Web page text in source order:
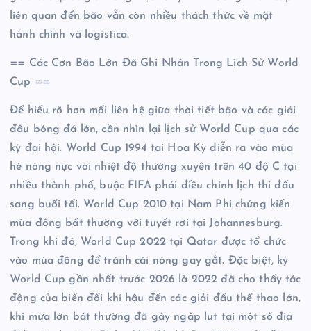
liên quan đến bão vẫn còn nhiều thách thức về mặt
hành chính và logistica.
== Các Cơn Bão Lớn Đã Ghi Nhận Trong Lịch Sử World
Cup ==
Để hiểu rõ hơn mối liên hệ giữa thời tiết bão và các giải
đấu bóng đá lớn, cần nhìn lại lịch sử World Cup qua các
kỳ đại hội. World Cup 1994 tại Hoa Kỳ diễn ra vào mùa
hè nóng nực với nhiệt độ thường xuyên trên 40 độ C tại
nhiều thành phố, buộc FIFA phải điều chỉnh lịch thi đấu
sang buổi tối. World Cup 2010 tại Nam Phi chứng kiến
mùa đông bất thường với tuyết rơi tại Johannesburg.
Trong khi đó, World Cup 2022 tại Qatar được tổ chức
vào mùa đông để tránh cái nóng gay gắt. Đặc biệt, kỳ
World Cup gần nhất trước 2026 là 2022 đã cho thấy tác
động của biến đổi khí hậu đến các giải đấu thể thao lớn,
khi mưa lớn bất thường đã gây ngập lụt tại một số địa